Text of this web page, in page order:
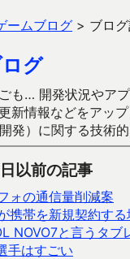
ームブログ > ブロ
グ
も… 開発状況やア
新情報などをアッ
発）に関する技術
以前の記事
ォの通信量削減案
携帯を新規契約す
NOVO7と言うタブ
手はすごい